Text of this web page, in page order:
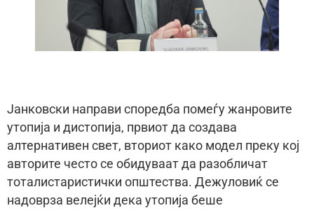
Јанковски направи споредба помеѓу жанровите
утопија и дистопија, првиот да создава
алтернативен свет, вториот како модел преку кој
авторите често се обидуваат да разобличат
тоталистаристички општества. Дежуловиќ се
надоврза велејќи дека утопија беше